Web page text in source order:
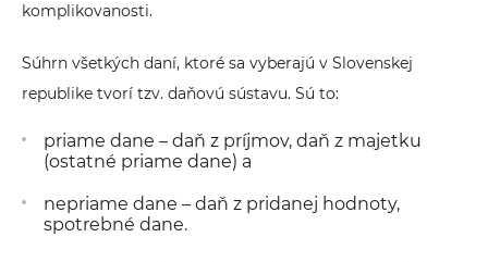
komplikovanosti.
Súhrn všetkých daní, ktoré sa vyberajú v Slovenskej
republike tvorí tzv. daňovú sústavu. Sú to:
priame dane – daň z príjmov, daň z majetku
(ostatné priame dane) a
nepriame dane – daň z pridanej hodnoty,
spotrebné dane.